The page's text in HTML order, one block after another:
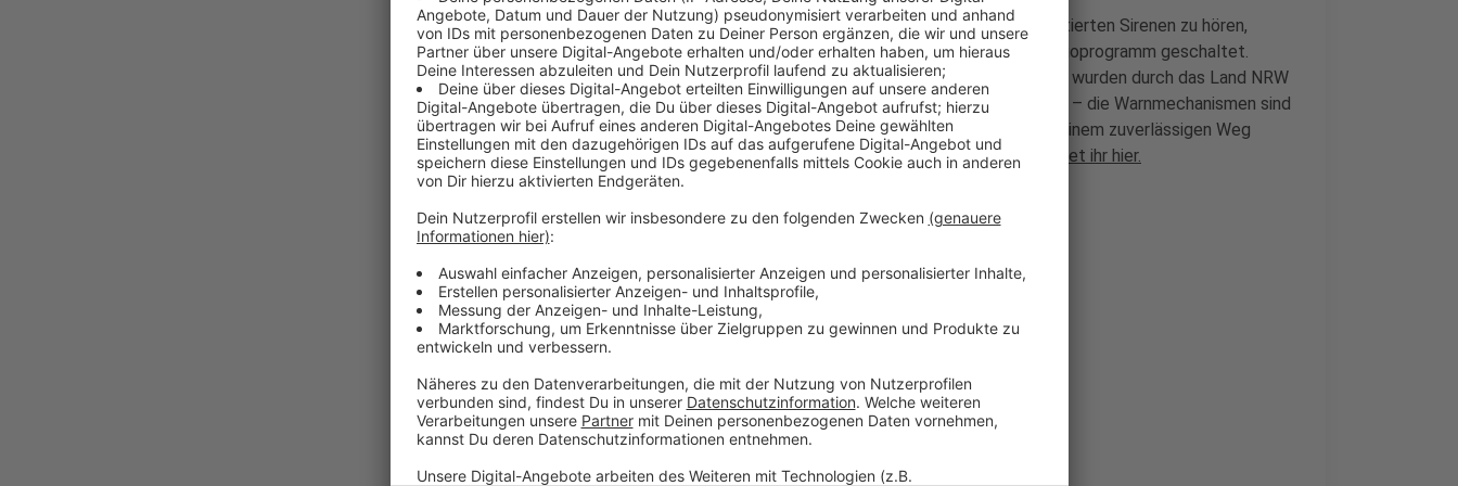
Ab elf Uhr waren in vielen Leverkusener Stadtteilen die fest montierten Sirenen zu hören,
zusätzlich hat die Feuerwehr sich für eine Durchsage in unser Radioprogramm geschaltet.
Apps wie NINA oder KatWarn und das sogenannte Cell Broadcast wurden durch das Land NRW
ausgelöst. Der Warntag ist eine Übungsform für die Einsatzkräfte – die Warnmechanismen sind
so verteilt, dass im Idealfall jeder Leverkusener auf mindestens einem zuverlässigen Weg
gewarnt wird.Infos der Feuerwehr zum Verhalten im Ernstfall findet ihr hier.
Weitere Meldungen aus Leverkusen
Anzeige
Leverkusen verzeichnet weniger Alkoholvergiftungen
Leverkusener Ordnungsamt jetzt mit Bodycams unterwegs
Klinikum Leverkusen operiert zukünftig mit Kniegelenkroboter